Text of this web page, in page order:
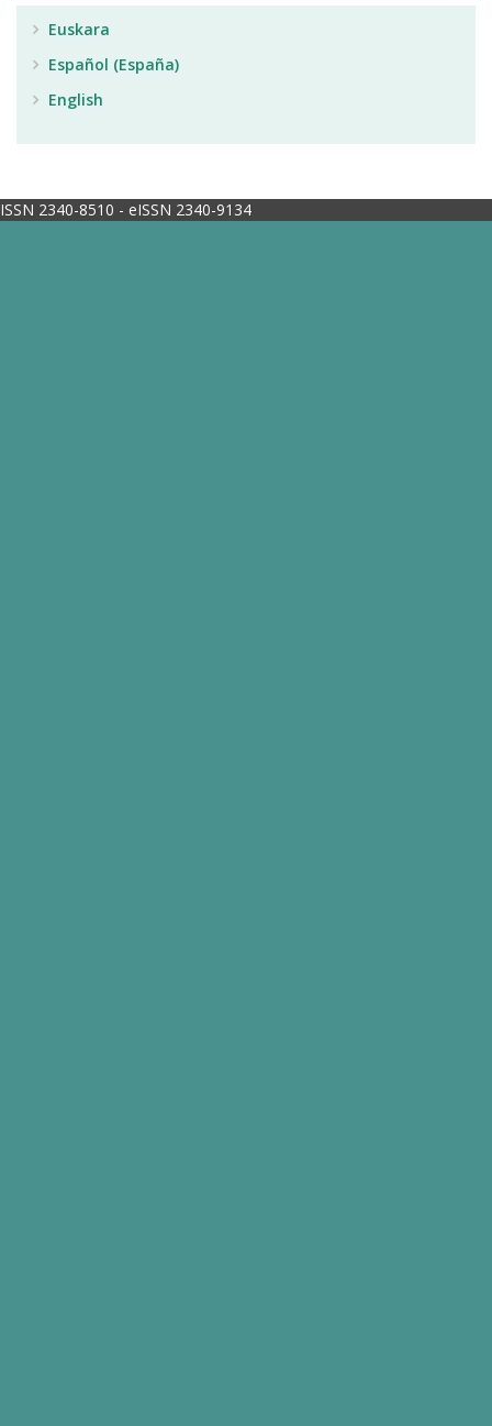
Euskara
Español (España)
English
ISSN 2340-8510 - eISSN 2340-9134